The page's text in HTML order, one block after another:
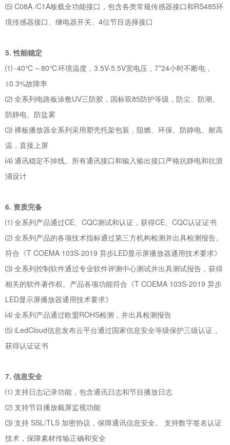
⑸ C08A /C1A板载全功能接口，包含各类常规传感器接口和RS485环
境传感器接口、继电器开关、4位节目选择接口
5. 性能稳定
⑴ -40℃～80℃环境温度，3.5V-5.5V宽电压，7*24小时不断电，
≤0.3%故障率
⑵ 全系列电路板涂敷UV三防胶，国标双85防护等级，防尘、防潮、
防静电、防盐雾
⑶ 裸板播放器全系列采用塑壳托架包装，阻燃、环保、防静电、耐高
温，直接上屏
⑷ 通讯稳定不掉线。所有通讯接口和输入输出接口严格抗静电和抗浪
涌设计
6. 资质完备
⑴ 全系列产品通过CE、CQC测试和认证，获得CE、CQC认证证书
⑵ 全系列产品的各项技术指标通过第三方机构检测并出具检测报告。
符合《T COEMA 103S-2019 异步LED显示屏播放器通用技术要求》
⑶ 全系列控制软件通过专业软件评测中心测试并出具测试报告，获得
相关的软件著作权。产品各项功能符合《T COEMA 103S-2019 异步
LED显示屏播放器通用技术要求》
⑷ 全系列产品通过欧盟ROHS检测，并出具检测报告
⑸ iLedCloud信息发布云平台通过国家信息安全等级保护三级认证，
获得认证证书
7. 信息安全
⑴ 支持日志记录功能，包含通讯日志和节目播放日志
⑵ 支持节目播放截屏监视功能
⑶ 支持 SSL/TLS 加密协议，保障通讯信息安全。 支持数字签名认证
技术，保障素材传输正确和安全